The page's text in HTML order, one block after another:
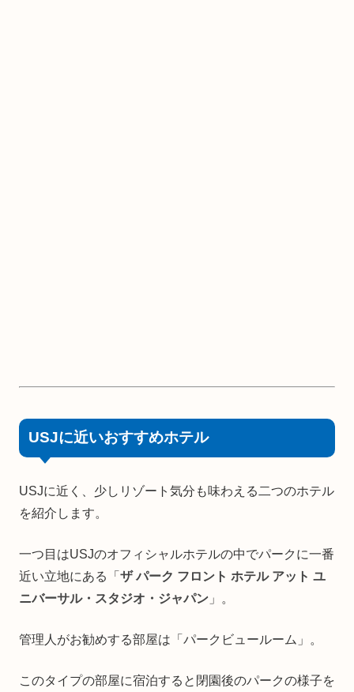
USJに近いおすすめホテル
USJに近く、少しリゾート気分も味わえる二つのホテル
を紹介します。
一つ目はUSJのオフィシャルホテルの中でパークに一番
近い立地にある「 ザ パーク フロント ホテル アット ユ
ニバーサル・スタジオ・ジャパン 」。
管理人がお勧めする部屋は「パークビュールーム」。
このタイプの部屋に宿泊すると閉園後のパークの様子を